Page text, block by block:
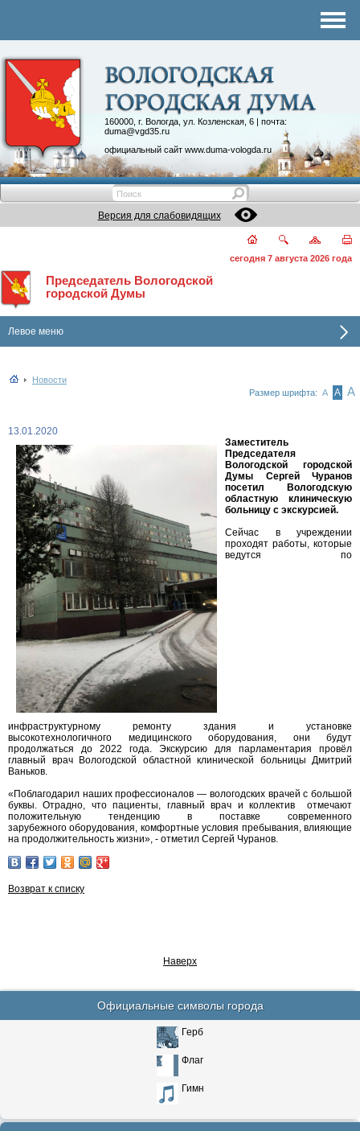
160000, г. Вологда, ул. Козленская, 6 | почта:
duma@vgd35.ru
официальный сайт www.duma-vologda.ru
Контакты
Депутатские объединения
Версия для слабовидящих
сегодня 7 августа 2026 года
Председатель Вологодской
городской Думы
Левое меню
Новости
Размер шрифта: А А А
13.01.2020
Заместитель
Председателя
Вологодской городской
Думы Сергей Чуранов
посетил Вологодскую
областную клиническую
больницу с экскурсией.
Сейчас в учреждении
проходят работы, которые
ведутся по
инфраструктурному ремонту здания и установке
высокотехнологичного медицинского оборудования, они будут
продолжаться до 2022 года. Экскурсию для парламентария провёл
главный врач Вологодской областной клинической больницы Дмитрий
Ваньков.
«Поблагодарил наших профессионалов — вологодских врачей с большой
буквы. Отрадно, что пациенты, главный врач и коллектив
отмечают
положительную тенденцию в поставке современного
зарубежного оборудования, комфортные условия пребывания, влияющие
на продолжительность жизни», - отметил Сергей Чуранов.
Возврат к списку
Наверх
Официальные символы города
Герб
Флаг
Гимн